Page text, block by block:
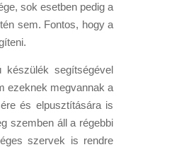
sok esetben pedig a
sem. Fontos, hogy a
segítségével
ezeknek megvannak a
és elpusztítására is
szemben áll a régebbi
szervek is rendre